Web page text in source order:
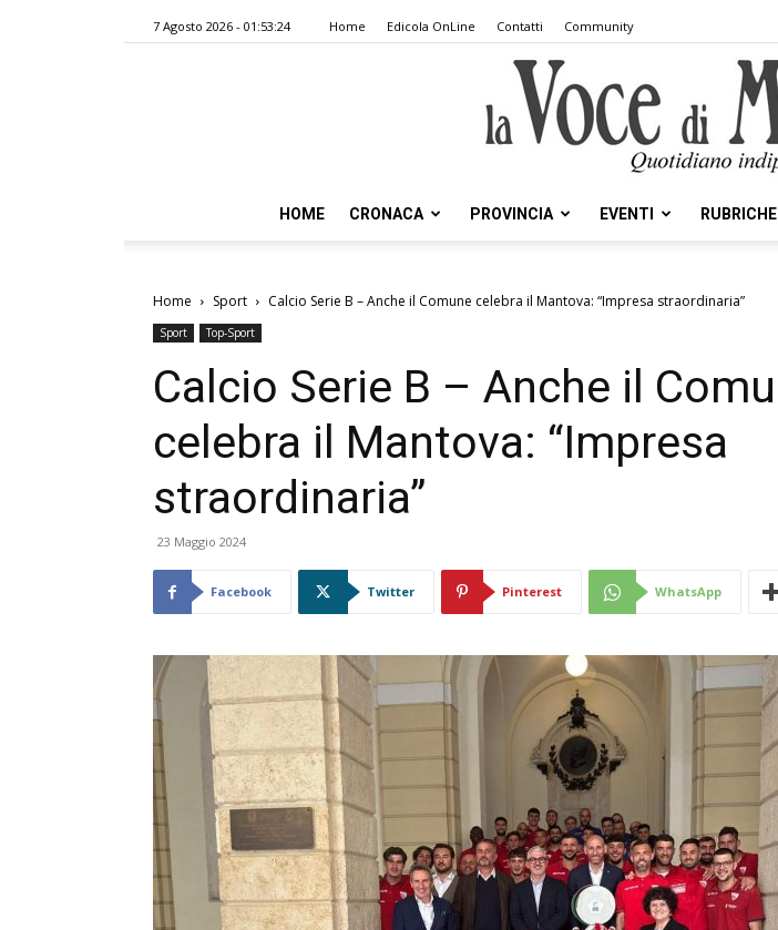
7 Agosto 2026 - 01:53:24 Home Edicola OnLine Contatti Community
Voce
HOME CRONACA PROVINCIA EVENTI RUBRICHE
Home Sport Calcio Serie B – Anche il Comune celebra il Mantova: “Impresa straordinaria”
Sport Top-Sport
Calcio Serie B – Anche il
celebra il Mantova: “Impresa
straordinaria”
23 Maggio 2024
Facebook Twitter Pinterest WhatsApp